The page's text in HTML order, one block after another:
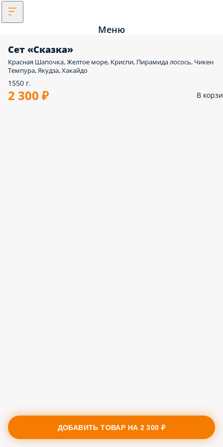
Меню
Сет «Сказка»
Красная Шапочка, Желтое море, Криспи, Пирамида лосось, Чикен
Темпура, Якудза, Хакайдо
1550 г.
2 300 ₽ В
ДОБАВИТЬ ТОВАР НА 2 300 ₽